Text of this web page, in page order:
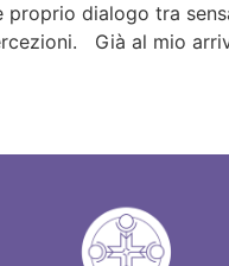
proprio dialogo tra
Già al mio